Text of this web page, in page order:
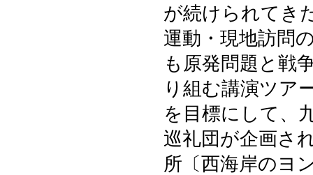
が続けられてき
運動・現地訪問
も原発問題と戦
り組む講演ツア
を目標にして、
巡礼団が企画さ
所〔西海岸のヨ